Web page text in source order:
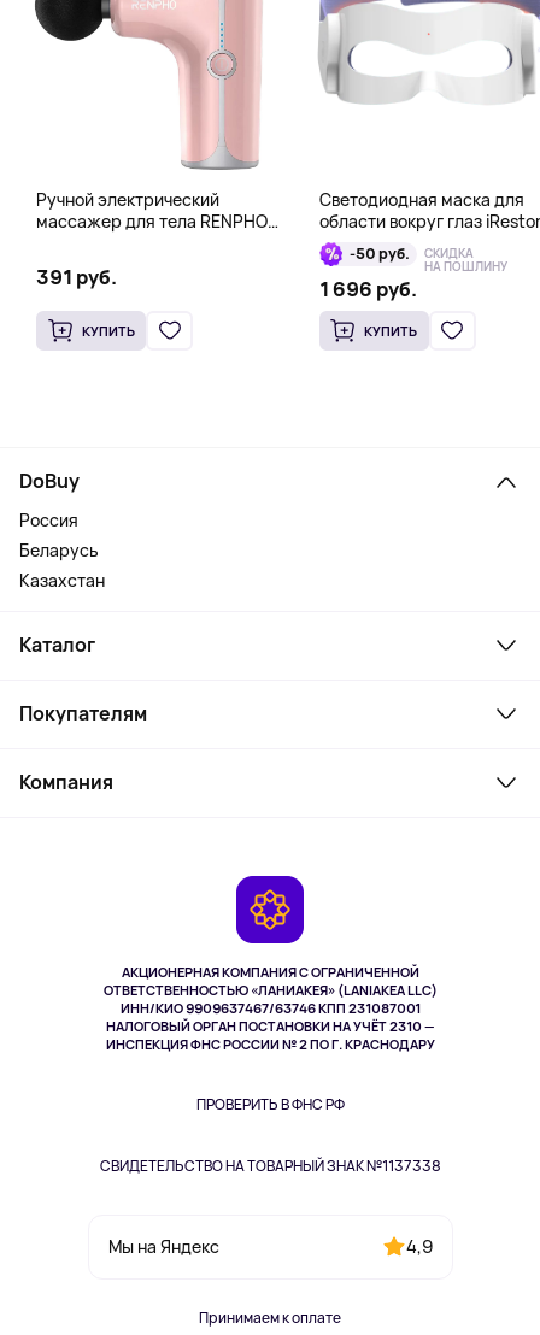
Ручной электрический
массажер для тела RENPHO
391 руб.
КУПИТЬ
Светодиодная маска для
области вокруг глаз
Illumina LED Eye Mask
-50 руб. СКИДКА
НА ПОШЛИНУ
1 696 руб.
КУПИТЬ
АКЦИОНЕРНАЯ КОМПАНИЯ С ОГРАНИЧЕННОЙ
ОТВЕТСТВЕННОСТЬЮ «ЛАНИАКЕЯ» (LANIAKEA LLC)
ИНН/КИО 9909637467/63746 КПП 231087001
НАЛОГОВЫЙ ОРГАН ПОСТАНОВКИ НА УЧЁТ 2310 —
ИНСПЕКЦИЯ ФНС РОССИИ № 2 ПО Г. КРАСНОДАРУ
ПРОВЕРИТЬ В ФНС РФ
СВИДЕТЕЛЬСТВО НА ТОВАРНЫЙ ЗНАК №1137338
Мы на Яндекс 4,9
Принимаем к оплате
DoBuy
Россия
Беларусь
Казахстан
Каталог
Ноутбуки, мониторы, VR
Косметика и уход
Здоровье питомцев
Одежда и аксессуары
Покупателям
Как заказать
Компания